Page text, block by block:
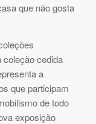
que não gosta
coleção cedida
a
que participam
de todo
exposição